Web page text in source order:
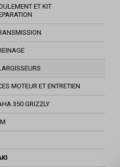
ET KIT
MOTEUR ET ENTRETIEN
350 GRIZZLY